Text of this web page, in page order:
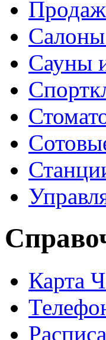
Сауны
Карта